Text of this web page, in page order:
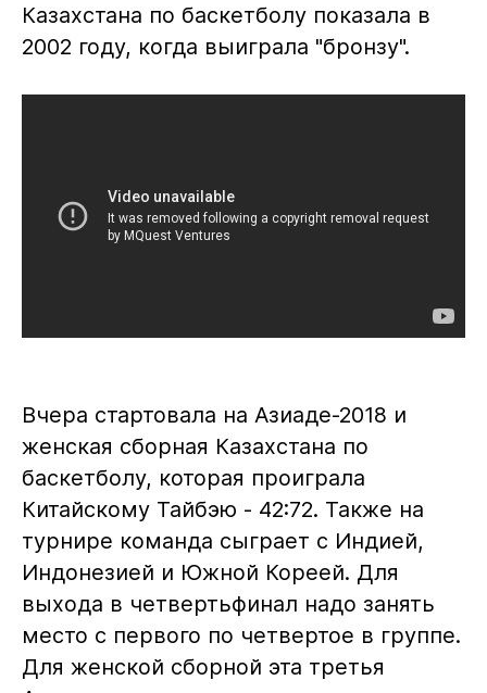
Казахстана по баскетболу показала в
2002 году, когда выиграла "бронзу".
Вчера стартовала на Азиаде-2018 и
женская сборная Казахстана по
баскетболу, которая проиграла
Китайскому Тайбэю - 42:72. Также на
турнире команда сыграет с Индией,
Индонезией и Южной Кореей. Для
выхода в четвертьфинал надо занять
место с первого по четвертое в группе.
Для женской сборной эта третья